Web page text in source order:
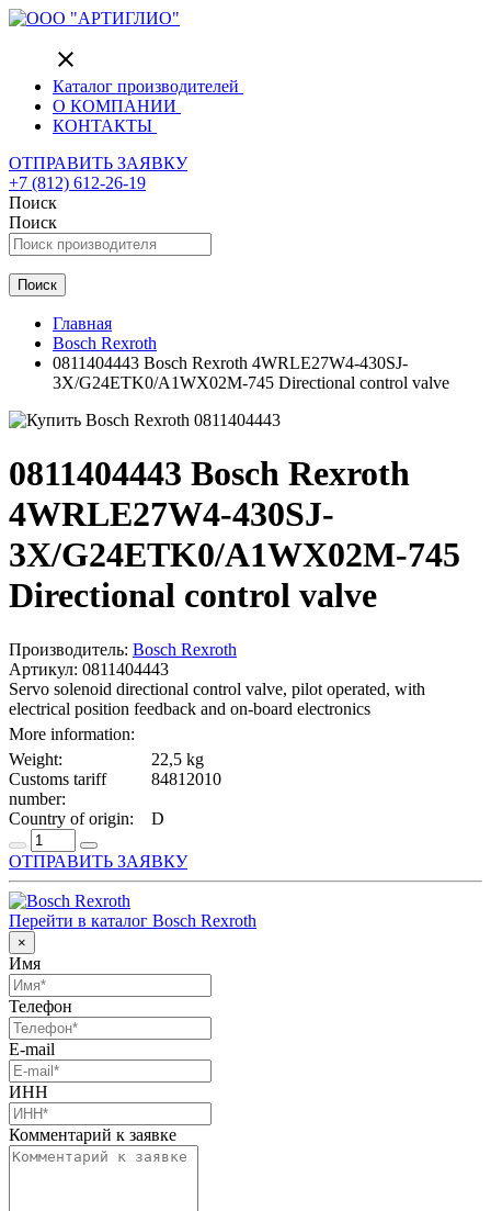
close
Каталог производителей
О КОМПАНИИ
КОНТАКТЫ
ОТПРАВИТЬ ЗАЯВКУ
+7 (812) 612-26-19
Поиск
Поиск
Поиск
Главная
Bosch Rexroth
0811404443 Bosch Rexroth 4WRLE27W4-430SJ-
3X/G24ETK0/A1WX02M-745 Directional control valve
0811404443 Bosch Rexroth
4WRLE27W4-430SJ-
3X/G24ETK0/A1WX02M-745
Directional control valve
Производитель: Bosch Rexroth
Артикул: 0811404443
Servo solenoid directional control valve, pilot operated, with
electrical position feedback and on-board electronics
More information:
Weight:
22,5 kg
Customs tariff
number:
84812010
Country of origin: D
ОТПРАВИТЬ ЗАЯВКУ
Перейти в каталог Bosch Rexroth
×
Имя
Телефон
E-mail
ИНН
Комментарий к заявке